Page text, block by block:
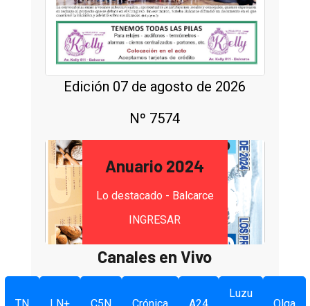
Edición 07 de agosto de 2026
Nº 7574
Anuario 2024
Lo destacado - Balcarce
INGRESAR
Canales en Vivo
TN LN+ C5N Crónica A24
Luzu
Olga